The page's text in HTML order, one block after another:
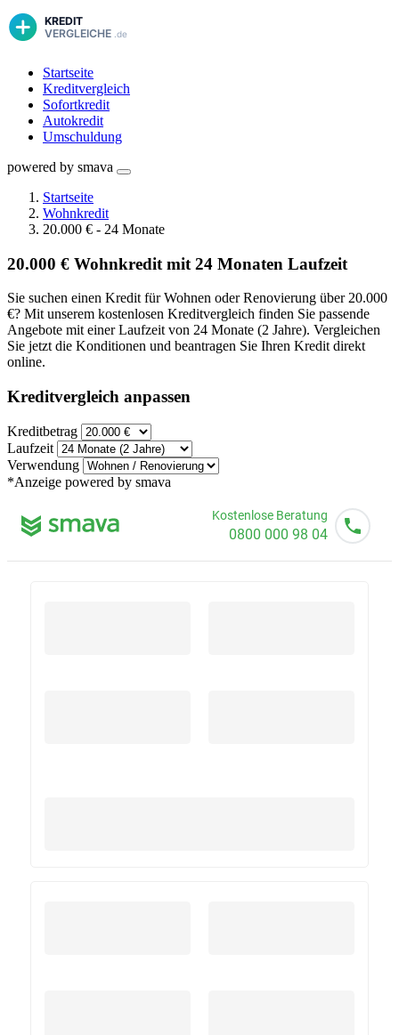
Startseite
Kreditvergleich
Sofortkredit
Autokredit
Umschuldung
powered by smava
Startseite
Wohnkredit
20.000 € - 24 Monate
20.000 € Wohnkredit mit 24 Monaten Laufzeit
Sie suchen einen Kredit für Wohnen oder Renovierung über 20.000
€? Mit unserem kostenlosen Kreditvergleich finden Sie passende
Angebote mit einer Laufzeit von 24 Monate (2 Jahre). Vergleichen
Sie jetzt die Konditionen und beantragen Sie Ihren Kredit direkt
online.
Kreditvergleich anpassen
Kreditbetrag
Laufzeit
Verwendung
*Anzeige powered by smava